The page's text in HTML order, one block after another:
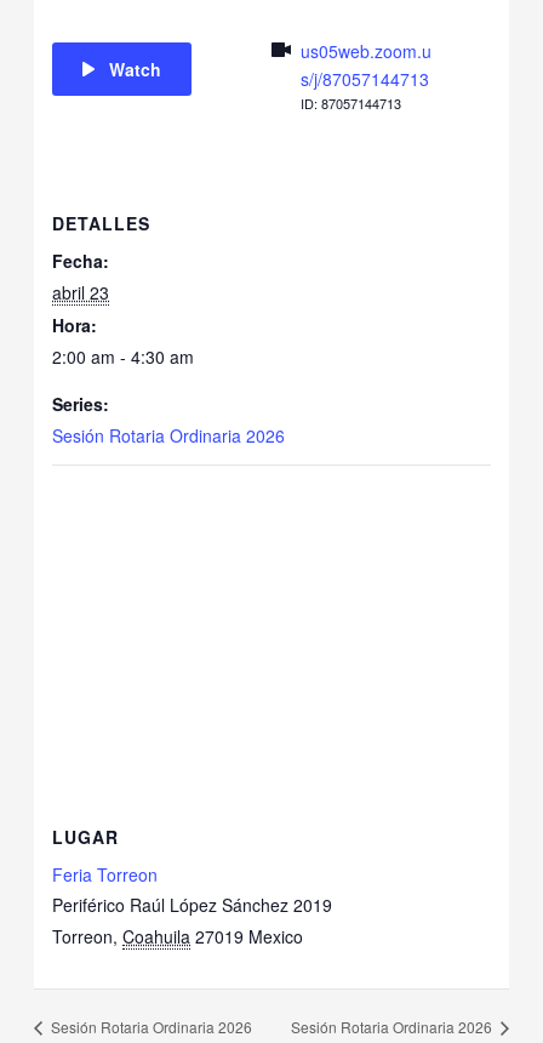
Watch
us05web.zoom.u
s/j/87057144713
ID: 87057144713
DETALLES
Fecha:
abril 23
Hora:
2:00 am - 4:30 am
Series:
Sesión Rotaria Ordinaria 2026
LUGAR
Feria Torreon
Periférico Raúl López Sánchez 2019
Torreon, Coahuila 27019 Mexico
Sesión Rotaria Ordinaria 2026 Sesión Rotaria Ordinaria 2026